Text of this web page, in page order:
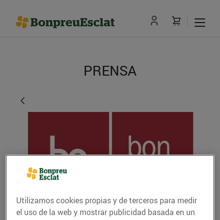
PRENSA
Bon Preu invertirà
Utilizamos cookies propias y de terceros para medir
el uso de la web y mostrar publicidad basada en un